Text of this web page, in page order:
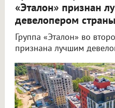
«Эталон» признан
девелопером страны
Группа «Эталон» во
признана лучшим